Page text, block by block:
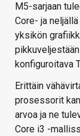
M5-sarjaan
Core- ja
yksikön
konfiguroitava
Erittäin
prosessorit
arvoa ja ne
Core i3 -